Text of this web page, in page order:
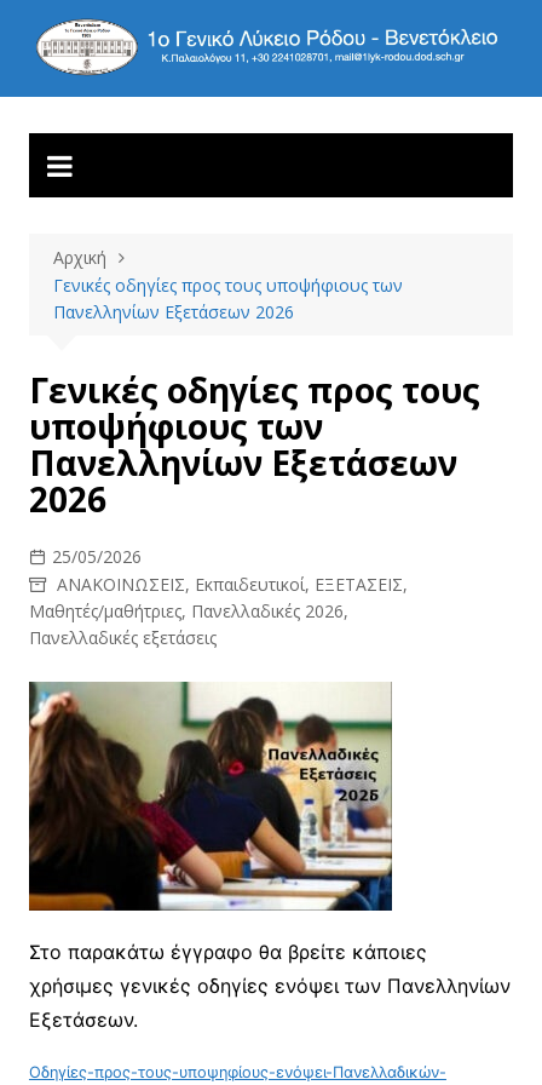
Μετάβαση
περιεχόμενο
1ο ΓΕΝΙΚΟ ΛΥΚΕΙΟ
ΡΟΔΟΥ
Βενετόκλειο
Αρχική
Γενικές οδηγίες προς τους υποψήφιους των
Πανελληνίων Εξετάσεων 2026
Γενικές οδηγίες προς τους
υποψήφιους των
Πανελληνίων Εξετάσεων
2026
25/05/2026
ΑΝΑΚΟΙΝΩΣΕΙΣ, Εκπαιδευτικοί, ΕΞΕΤΑΣΕΙΣ,
Μαθητές/μαθήτριες, Πανελλαδικές 2026,
Πανελλαδικές εξετάσεις
Στο παρακάτω έγγραφο θα βρείτε κάποιες
χρήσιμες γενικές οδηγίες ενόψει των Πανελληνίων
Εξετάσεων.
Οδηγίες-προς-τους-υποψηφίους-ενόψει-Πανελλαδικών-